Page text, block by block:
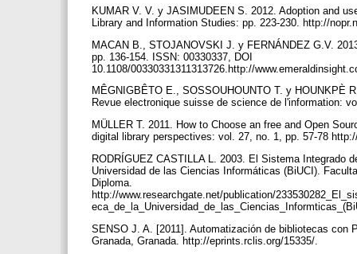
KUMAR V. V. y JASIMUDEEN S. 2012. Adoption and
Library and Information Studies: pp. 223-230. http://
MACAN B., STOJANOVSKI J. y FERNÁNDEZ G.V.
pp. 136-154. ISSN: 00330337, DOI
10.1108/00330331311313726.http://
MÊGNIGBÊTO E., SOSSOUHOUNTO T. y HOUNKPÈ
Revue electronique suisse de science de l'information:
MÜLLER T. 2011. How to Choose an free and Open
digital library perspectives: vol. 27, no. 1, pp. 57-78
RODRÍGUEZ CASTILLA L. 2003. El Sistema Integrado
Universidad de las Ciencias Informáticas (BiUCI).
Diploma.
http://www.researchgate.net/publication/
SENSO J. A. [2011]. Automatización de bibliotecas con
Granada, Granada. http://eprints.rclis.org/15335/.